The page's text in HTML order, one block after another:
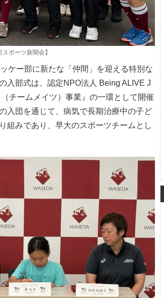
ポーツ新聞会】
ケー部に新たな「仲間」を迎える特別な
入部式は、認定NPO法人 Being ALIVE J
チームメイツ）事業』の一環として開催
入団を通じて、病気で長期治療中の子ど
組みであり、早大のスポーツチームとし